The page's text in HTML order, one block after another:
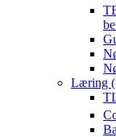
Læring